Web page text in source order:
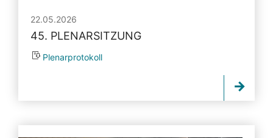
22.05.2026
45. PLENARSITZUNG
Plenarprotokoll